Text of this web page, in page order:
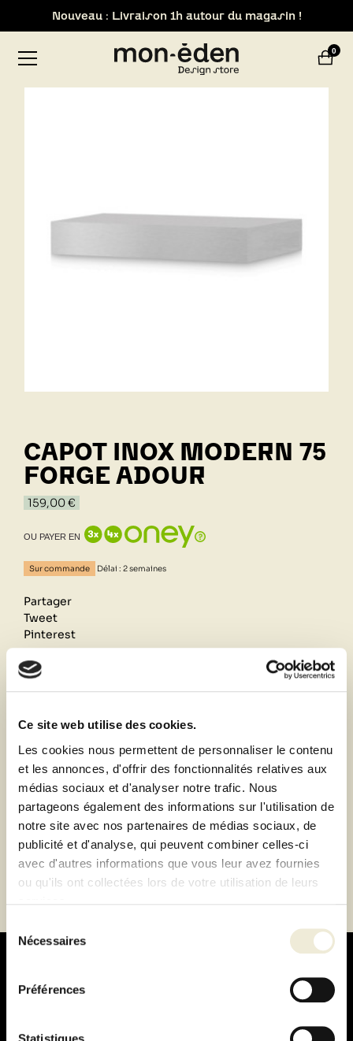
Ce site web utilise des cookies.
Les cookies nous permettent de personnaliser le contenu
et les annonces, d'offrir des fonctionnalités relatives aux
médias sociaux et d'analyser notre trafic. Nous
partageons également des informations sur l'utilisation de
notre site avec nos partenaires de médias sociaux, de
publicité et d'analyse, qui peuvent combiner celles-ci
avec d'autres informations que vous leur avez fournies
ou qu'ils ont collectées lors de votre utilisation de leurs
Nécessaires
Préférences
CAPOT INOX MODERN 75
FORGE ADOUR
159,00 €
OU PAYER EN
Sur commande Délai : 2 semaines
Partager
Tweet
Pinterest
Retrait de votre commande dans notre design store
de Lyon-Brignais ou livraison à domicile 1h autour du
Paiement 100% sécurisé
Paiement en 3 ou 4 fois sans frais
Description
Fiche technique
Nouveau : Livraison 1h autour du magasin !
Retrait de votre commande dans notre design store de
Lyon-Brignais
0